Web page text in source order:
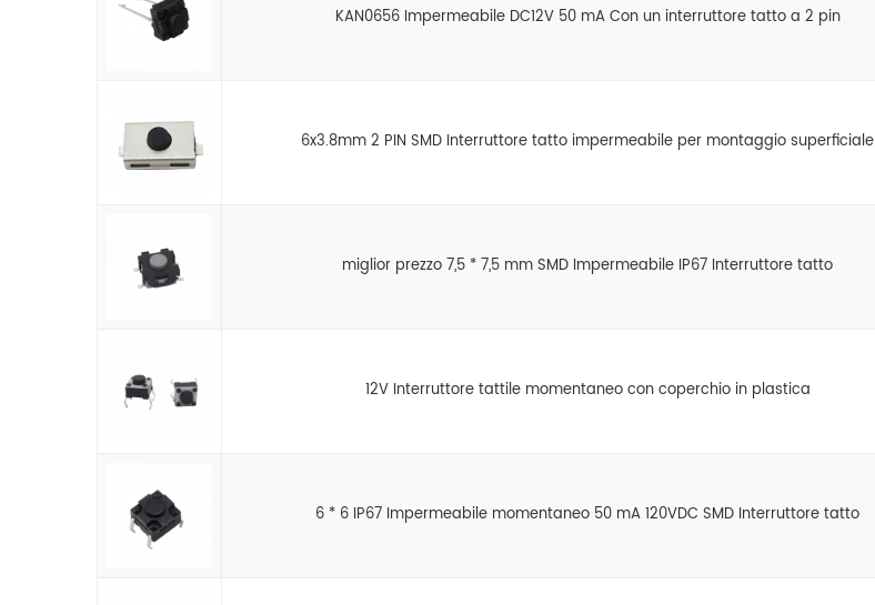
KAN0656 Impermeabile DC12V 50 mA Con un interruttore tatto a 2 pin
6x3.8mm 2 PIN SMD Interruttore tatto impermeabile per montaggio superficiale
miglior prezzo 7,5 * 7,5 mm SMD Impermeabile IP67 Interruttore tatto
12V Interruttore tattile momentaneo con coperchio in plastica
6 * 6 IP67 Impermeabile momentaneo 50 mA 120VDC SMD Interruttore tatto